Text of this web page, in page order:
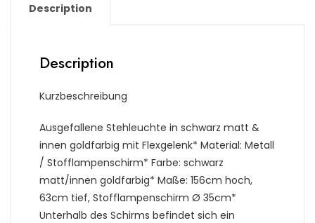
Description
Description
Kurzbeschreibung
Ausgefallene Stehleuchte in schwarz matt &
innen goldfarbig mit Flexgelenk* Material: Metall
/ Stofflampenschirm* Farbe: schwarz
matt/innen goldfarbig* Maße: 156cm hoch,
63cm tief, Stofflampenschirm Ø 35cm*
Unterhalb des Schirms befindet sich ein